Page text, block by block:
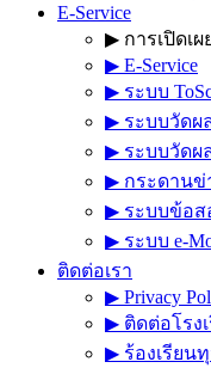
E-Service
▶︎ การเปิดเ
▶︎ E-Service
▶︎ ระบบ
▶︎ ระบบวัดผ
▶︎ ระบบวัดผ
▶︎ กระดาน
▶︎ ระบบข้อส
▶︎ ระบบ e-
ติดต่อเรา
▶︎ Privacy
▶︎ ติดต่อโรง
▶︎ ร้องเรียน